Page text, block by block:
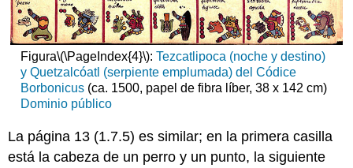
Figura\(\PageIndex{4}\): Tezcatlipoca (noche y destino)
y Quetzalcóatl (serpiente emplumada) del Códice
Borbonicus(ca. 1500, papel de fibra líber, 38 x 142 cm)
Dominio público
La página 13 (1.7.5) es similar; en la primera casilla
está la cabeza de un perro y un punto, la siguiente